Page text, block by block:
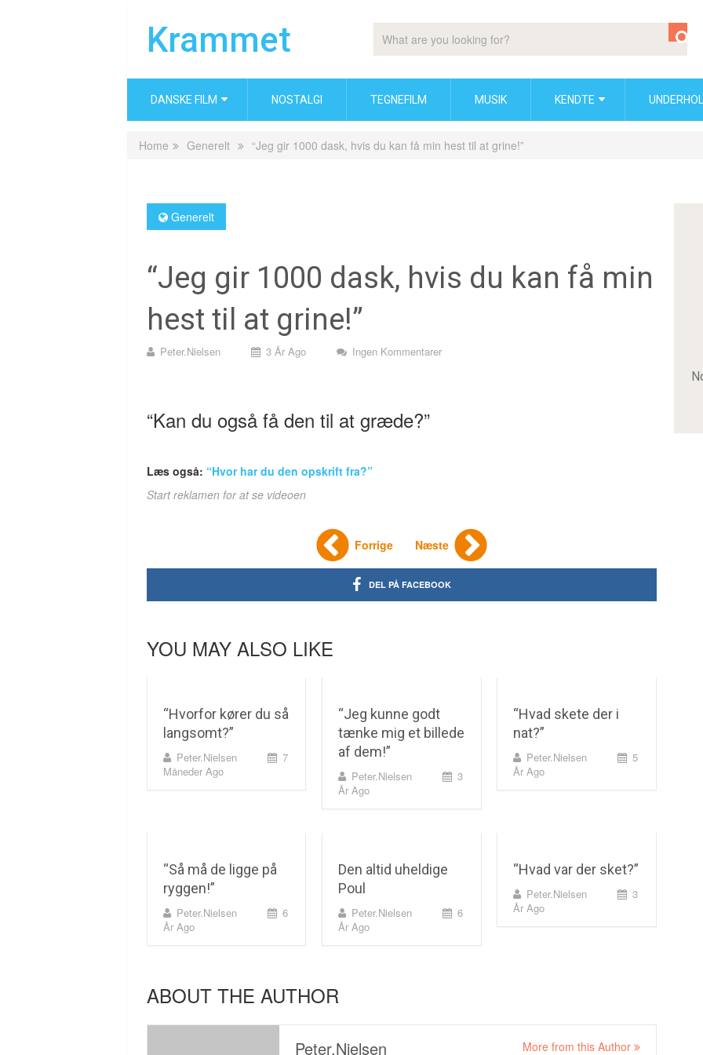
Krammet
DANSKE FILM NOSTALGI TEGNEFILM MUSIK KENDTE
Home Generelt “Jeg gir 1000 dask, hvis du kan få min hest til at grine!”
Generelt
“Jeg gir 1000 dask, hvis du kan få min
hest til at grine!”
Peter.nielsen 3 År Ago Ingen Kommentarer
“Kan du også få den til at græde?”
Læs også: “Hvor har du den opskrift fra?”
Start reklamen for at se videoen
Forrige Næste
DEL PÅ FACEBOOK
YOU MAY ALSO LIKE
“Hvorfor kører du så
langsomt?”
Peter.nielsen
7
Måneder Ago
“Jeg kunne godt
tænke mig et billede
af dem!”
Peter.nielsen
3
År Ago
“Hvad skete der i
nat?”
Peter.nielsen
5
År Ago
“Så må de ligge på
ryggen!”
Peter.nielsen
6
År Ago
Den altid uheldige
Poul
Peter.nielsen
6
År Ago
“Hvad var der sket?”
Peter.nielsen
3
År Ago
ABOUT THE AUTHOR
Peter.nielsen More from this Author